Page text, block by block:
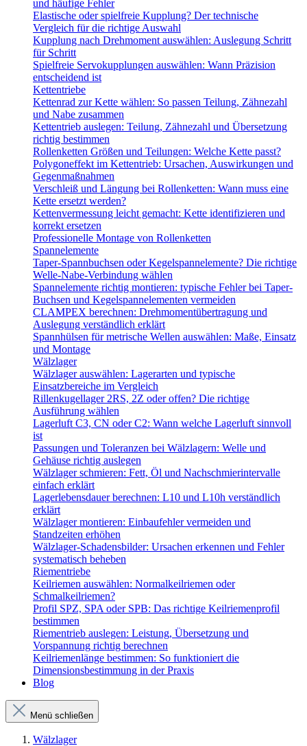
und häufige Fehler
Elastische oder spielfreie Kupplung? Der technische
Vergleich für die richtige Auswahl
Kupplung nach Drehmoment auswählen: Auslegung Schritt
für Schritt
Spielfreie Servokupplungen auswählen: Wann Präzision
entscheidend ist
Kettentriebe
Kettenrad zur Kette wählen: So passen Teilung, Zähnezahl
und Nabe zusammen
Kettentrieb auslegen: Teilung, Zähnezahl und Übersetzung
richtig bestimmen
Rollenketten Größen und Teilungen: Welche Kette passt?
Polygoneffekt im Kettentrieb: Ursachen, Auswirkungen und
Gegenmaßnahmen
Verschleiß und Längung bei Rollenketten: Wann muss eine
Kette ersetzt werden?
Kettenvermessung leicht gemacht: Kette identifizieren und
korrekt ersetzen
Professionelle Montage von Rollenketten
Spannelemente
Taper-Spannbuchsen oder Kegelspannelemente? Die richtige
Welle-Nabe-Verbindung wählen
Spannelemente richtig montieren: typische Fehler bei Taper-
Buchsen und Kegelspannelementen vermeiden
CLAMPEX berechnen: Drehmomentübertragung und
Auslegung verständlich erklärt
Spannhülsen für metrische Wellen auswählen: Maße, Einsatz
und Montage
Wälzlager
Wälzlager auswählen: Lagerarten und typische
Einsatzbereiche im Vergleich
Rillenkugellager 2RS, 2Z oder offen? Die richtige
Ausführung wählen
Lagerluft C3, CN oder C2: Wann welche Lagerluft sinnvoll
ist
Passungen und Toleranzen bei Wälzlagern: Welle und
Gehäuse richtig auslegen
Wälzlager schmieren: Fett, Öl und Nachschmierintervalle
einfach erklärt
Lagerlebensdauer berechnen: L10 und L10h verständlich
erklärt
Wälzlager montieren: Einbaufehler vermeiden und
Standzeiten erhöhen
Wälzlager-Schadensbilder: Ursachen erkennen und Fehler
systematisch beheben
Riementriebe
Keilriemen auswählen: Normalkeilriemen oder
Schmalkeilriemen?
Profil SPZ, SPA oder SPB: Das richtige Keilriemenprofil
bestimmen
Riementrieb auslegen: Leistung, Übersetzung und
Vorspannung richtig berechnen
Keilriemenlänge bestimmen: So funktioniert die
Dimensionsbestimmung in der Praxis
Blog
Menü schließen
Wälzlager